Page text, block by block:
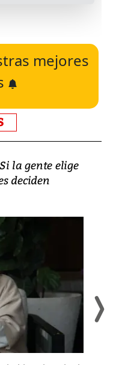
mejores
la gente elige
deciden